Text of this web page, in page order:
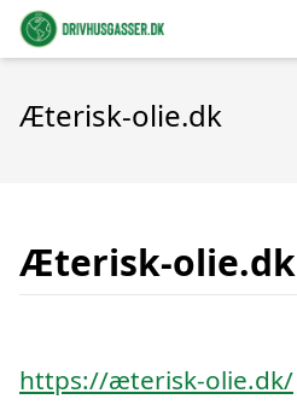
Æterisk-olie.dk
Æterisk-olie.dk
https://æterisk-olie.dk/